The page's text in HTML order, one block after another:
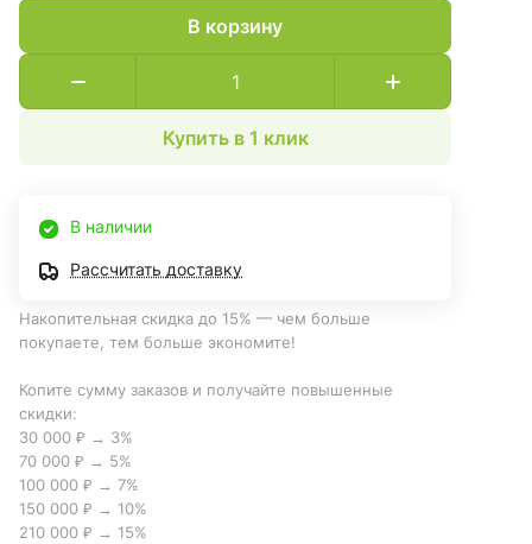
В корзину
Купить в 1 клик
В наличии
Рассчитать доставку
Накопительная скидка до 15% — чем больше
покупаете, тем больше экономите!
Копите сумму заказов и получайте повышенные
скидки:
30 000 ₽ → 3%
70 000 ₽ → 5%
100 000 ₽ → 7%
150 000 ₽ → 10%
210 000 ₽ → 15%